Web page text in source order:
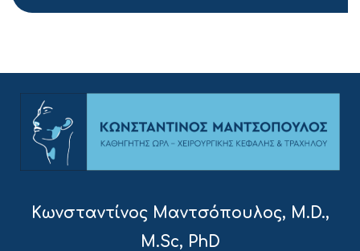
Κωνσταντίνος Μαντσόπουλος, M.D.,
M.Sc, PhD